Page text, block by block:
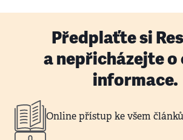
Předplaťte si
a nepřicházejte o
informace.
Online přístup ke všem